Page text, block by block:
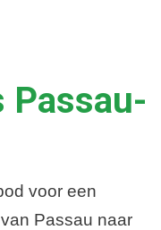
Passau-
voor een
Passau naar